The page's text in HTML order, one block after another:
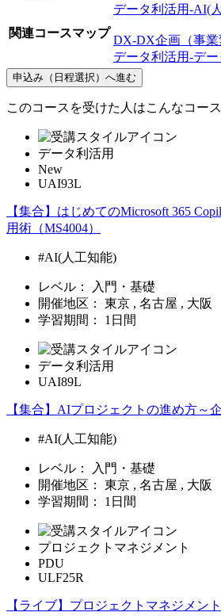
関連コースマップ
データ利活用-AI(
DX-DX企画（事業
データ利活用-デ
申込み（日程選択）へ進む
このコースを受けた人はこんなコー
データ利活用
New
UAI93L
【集合】はじめてのMicrosoft 365
用術（MS4004）
#AI(人工知能)
レベル：
入門・基礎
開催地区：
東京 , 名古屋 , 大阪
学習期間：
1日間
データ利活用
UAI89L
【集合】AIプロジェクトの進め方～
#AI(人工知能)
レベル：
入門・基礎
開催地区：
東京 , 名古屋 , 大阪
学習期間：
1日間
プロジェクトマネジメント
PDU
ULF25R
【ライブ】プロジェクトマネジメン